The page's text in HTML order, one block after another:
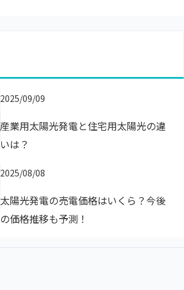
2025/09/09
産業用太陽光発電と住宅用太陽光の違
いは？
2025/08/08
太陽光発電の売電価格はいくら？今後
の価格推移も予測！